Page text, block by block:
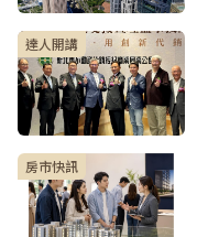
達人開講
房市快訊